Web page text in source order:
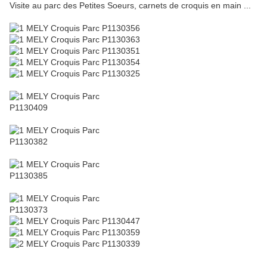
Visite au parc des Petites Soeurs, carnets de croquis en main ...